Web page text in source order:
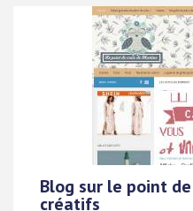
Blog sur le point
créatifs